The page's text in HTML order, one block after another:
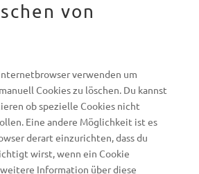
von
verwenden um
Cookies zu löschen. Du kannst
ob spezielle Cookies nicht
Eine andere Möglichkeit ist es
derart einzurichten, dass du
wirst, wenn ein Cookie
Information über diese